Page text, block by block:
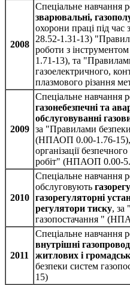
2008
Спеціальне навчання
зварювальні,
охорони праці під
28.52-1.31-13)
роботи з
1.71-13), та
газоелектричного,
плазмового різання
2009
Спеціальне навчання
газонебезпечні та
обслуговуванні
за "Правилами
(НПАОП 0.00-1.76-15),
організації
робіт" (НПАОП 0.00-
2010
Спеціальне навчання
обслуговують
газорегуляторні
регулятори тиску, за
газопостачання "
2011
Спеціальне навчання
внутрішні
житлових і
безпеки систем
15)